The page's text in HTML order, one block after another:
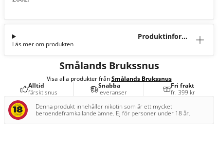
Produktinforma
Läs mer om produkten
Smålands Brukssnus
Visa alla produkter frånSmålands Brukssnus
Alltid
färskt snus
Snabba
leveranser
Fri frakt
fr. 399 kr
Denna produkt innehåller nikotin som är ett mycket
beroendeframkallande ämne. Ej för personer under 18 år.